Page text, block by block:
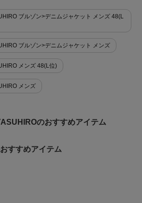
ブルゾン>デニムジャケット メンズ 48(L
ブルゾン>デニムジャケット メンズ
メンズ 48(L位)
メンズ
のおすすめアイテム
すすめアイテム